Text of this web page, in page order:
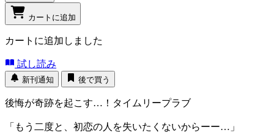
カートに追加
カートに追加しました
試し読み
新刊通知 後で買う
後悔が奇跡を起こす…！タイムリープラブ
「もう二度と、初恋の人を失いたくないからーー…」